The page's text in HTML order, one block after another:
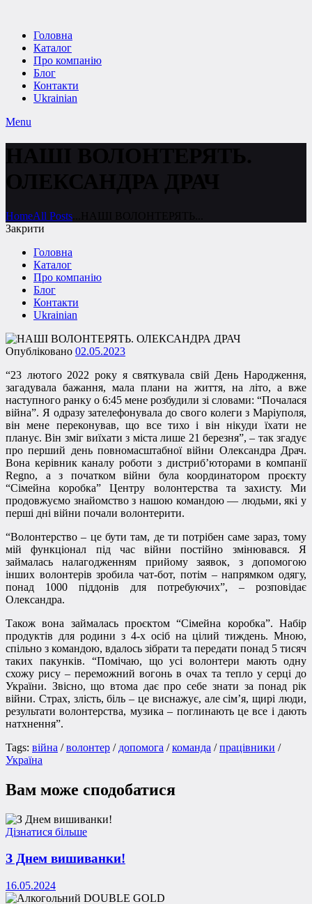
Головна
Каталог
Про компанію
Блог
Контакти
Ukrainian
Menu
НАШІ ВОЛОНТЕРЯТЬ.
ОЛЕКСАНДРА ДРАЧ
HomeAll Posts
НАШІ ВОЛОНТЕРЯТЬ...
Закрити
Головна
Каталог
Про компанію
Блог
Контакти
Ukrainian
Опубліковано 02.05.2023
“23 лютого 2022 року я святкувала свій День Народження,
загадувала бажання, мала плани на життя, на літо, а вже
наступного ранку о 6:45 мене розбудили зі словами: “Почалася
війна”. Я одразу зателефонувала до свого колеги з Маріуполя,
він мене переконував, що все тихо і він нікуди їхати не
планує. Він зміг виїхати з міста лише 21 березня”, – так згадує
про перший день повномасштабної війни Олександра Драч.
Вона керівник каналу роботи з дистриб’юторами в компанії
Regno, а з початком війни була координатором проєкту
“Сімейна коробка” Центру волонтерства та захисту. Ми
продовжуємо знайомство з нашою командою — людьми, які у
перші дні війни почали волонтерити.
“Волонтерство – це бути там, де ти потрібен саме зараз, тому
мій функціонал під час війни постійно змінювався. Я
займалась налагодженням прийому заявок, з допомогою
інших волонтерів зробила чат-бот, потім – напрямком одягу,
понад 1000 піддонів для потребуючих”, – розповідає
Олександра.
Також вона займалась проєктом “Сімейна коробка”. Набір
продуктів для родини з 4-х осіб на цілий тиждень. Мною,
спільно з командою, вдалось зібрати та передати понад 5 тисяч
таких пакунків. “Помічаю, що усі волонтери мають одну
схожу рису – переможний вогонь в очах та тепло у серці до
України. Звісно, що втома дає про себе знати за понад рік
війни. Страх, злість, біль – це виснажує, але сім’я, щирі люди,
результати волонтерства, музика – поглинають це все і дають
натхнення”.
Tags: війна /волонтер / допомога /команда /працівники /
Україна
Вам може сподобатися
Дізнатися більше
З Днем вишиванки!
16.05.2024